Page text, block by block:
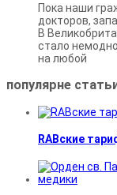
Пока наши
докторов,
В
стало
на любой
популярне
RABские